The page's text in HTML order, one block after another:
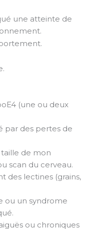
une atteinte de
(une ou deux
par des pertes de
de mon
scan du cerveau.
des lectines (grains,
ou un syndrome
ou chroniques